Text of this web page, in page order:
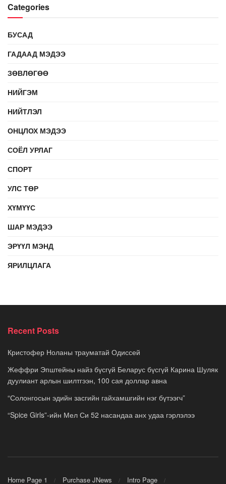
Categories
БУСАД
ГАДААД МЭДЭЭ
ЗӨВЛӨГӨӨ
НИЙГЭМ
НИЙТЛЭЛ
ОНЦЛОХ МЭДЭЭ
СОЁЛ УРЛАГ
СПОРТ
УЛС ТӨР
ХҮМҮҮС
ШАР МЭДЭЭ
ЭРҮҮЛ МЭНД
ЯРИЛЦЛАГА
Recent Posts
Кристофер Ноланы трауматай Одиссей
Жеффри Эпштейны найз бүсгүй Беларус бүсгүй Карина Шуляк
дуулиант арлын шилтгээн, 100 сая доллар авна
“Солонгосын эдийн засгийн гайхамшгийн нэг бүтээгч”
“Spice Girls”-ийн Мел Си 52 насандаа анх удаа гэрлэлээ
Home Page 1 Purchase JNews Intro Page